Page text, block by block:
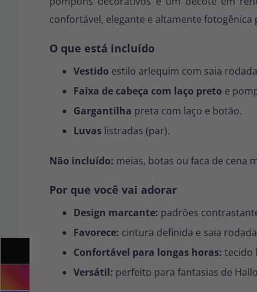
confortável, elegante e altamente
O que está incluído
Vestido estilo arlequim com saia
Faixa de cabeça com laço preto e
Gargantilha preta com laço e botão.
Luvas listradas (par).
Não incluído: meias, botas ou faca de cena
Por que você vai adorar
Design marcante: padrões
Favorece: cintura definida e saia
Confortável para longas horas: tecido
Versátil: perfeito para fantasias de